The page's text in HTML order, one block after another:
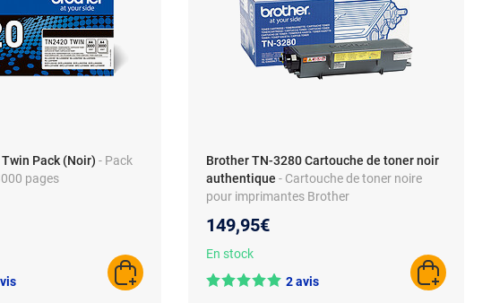
Pack (Noir) - Pack
pages
AJOUTER AU PANIER
Brother TN-3280 Cartouche de toner noir
authentique - Cartouche de toner noire
pour imprimantes Brother
149,95€
En stock
2 avis
AJOUTER